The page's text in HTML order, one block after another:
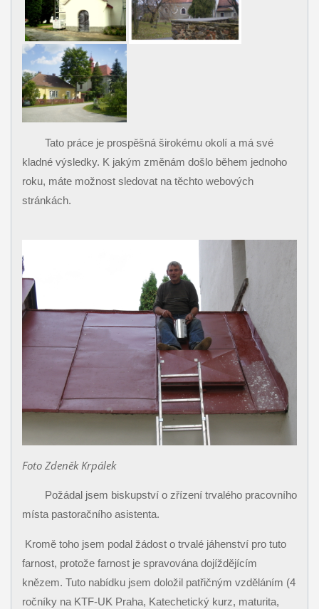
Tato práce je prospěšná širokému okolí a má své
kladné výsledky. K jakým změnám došlo během jednoho
roku, máte možnost sledovat na těchto webových
stránkách.
Foto Zdeněk Krpálek
Požádal jsem biskupství o zřízení trvalého pracovního
místa pastoračního asistenta.
Kromě toho jsem podal žádost o trvalé jáhenství pro tuto
farnost, protože farnost je spravována dojíždějícím
knězem. Tuto nabídku jsem doložil patřičným vzděláním (4
ročníky na KTF-UK Praha, Katechetický kurz, maturita,